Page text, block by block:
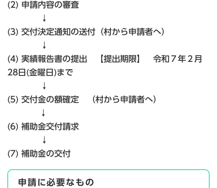
(2) 申請内容の審査
↓
(3) 交付決定通知の送付（村から申請者へ）
↓
(4) 実績報告書の提出 【提出期限】 令和７年２月
28日(金曜日)まで
↓
(5) 交付金の額確定 （村から申請者へ）​
↓
(6) 補助金交付請求
↓
(7) 補助金の交付
申請に必要なもの